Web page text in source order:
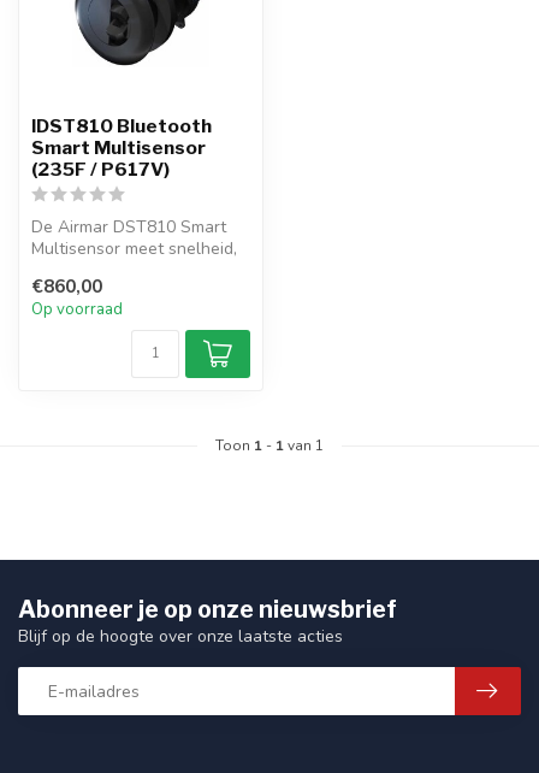
IDST810 Bluetooth
Smart Multisensor
(235F / P617V)
De Airmar DST810 Smart
Multisensor meet snelheid,
verbin...
€860,00
Op voorraad
Toon 1 - 1van 1
Abonneer je op onze nieuwsbrief
Blijf op de hoogte over onze laatste acties